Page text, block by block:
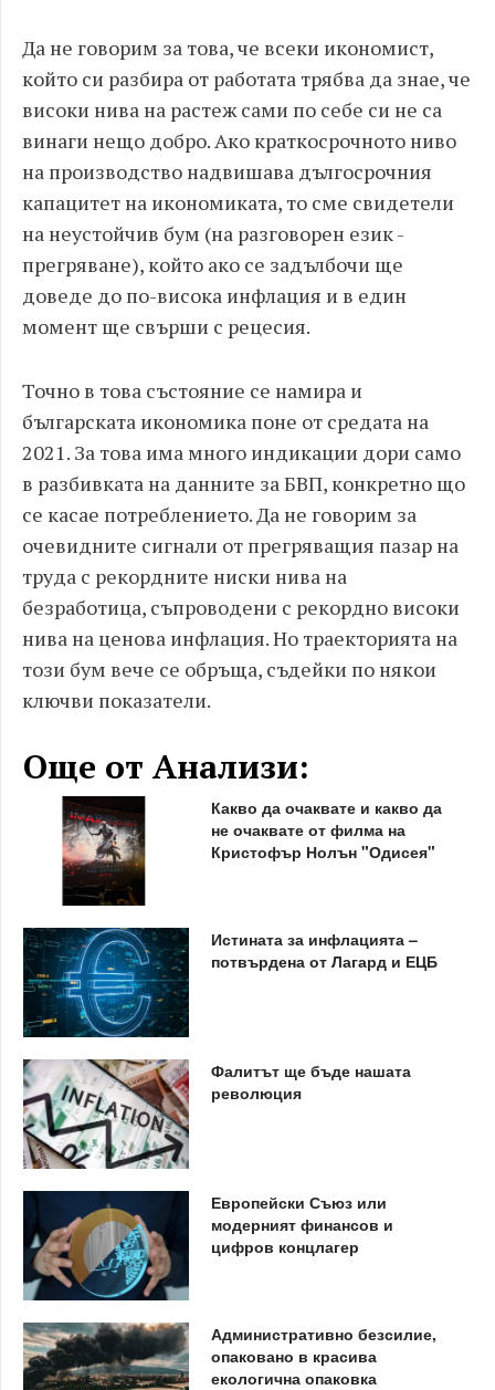
Да не говорим за това, че всеки икономист,
който си разбира от работата трябва да знае, че
високи нива на растеж сами по себе си не са
винаги нещо добро. Ако краткосрочното ниво
на производство надвишава дългосрочния
капацитет на икономиката, то сме свидетели
на неустойчив бум (на разговорен език -
прегряване), който ако се задълбочи ще
доведе до по-висока инфлация и в един
момент ще свърши с рецесия.
Точно в това състояние се намира и
българската икономика поне от средата на
2021. За това има много индикации дори само
в разбивката на данните за БВП, конкретно що
се касае потреблението. Да не говорим за
очевидните сигнали от прегряващия пазар на
труда с рекордните ниски нива на
безработица, съпроводени с рекордно високи
нива на ценова инфлация. Но траекторията на
този бум вече се обръща, съдейки по някои
ключви показатели.
Още от Анализи:
Какво да очаквате и какво да
не очаквате от филма на
Кристофър Нолън "Одисея"
Истината за инфлацията –
потвърдена от Лагард и ЕЦБ
Фалитът ще бъде нашата
революция
Европейски Съюз или
модерният финансов и
цифров концлагер
Административно безсилие,
опаковано в красива
екологична опаковка